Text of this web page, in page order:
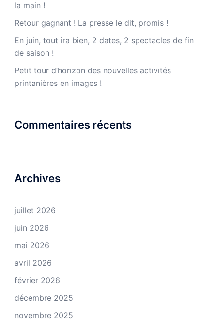
la main !
Retour gagnant ! La presse le dit, promis !
En juin, tout ira bien, 2 dates, 2 spectacles de fin
de saison !
Petit tour d’horizon des nouvelles activités
printanières en images !
Commentaires récents
Archives
juillet 2026
juin 2026
mai 2026
avril 2026
février 2026
décembre 2025
novembre 2025